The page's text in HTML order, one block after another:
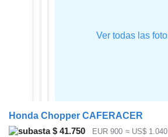
Honda Chopper CAFERACER
$ 41.750
EUR 900 ≈ US$ 1.040